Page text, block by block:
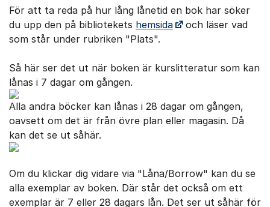
För att ta reda på hur lång lånetid en bok har söker
du upp den på bibliotekets hemsida
och läser vad
som står under rubriken "Plats".
Så här ser det ut när boken är kurslitteratur som kan
lånas i 7 dagar om gången.
Alla andra böcker kan lånas i 28 dagar om gången,
oavsett om det är från övre plan eller magasin. Då
kan det se ut såhär.
Om du klickar dig vidare via "Låna/Borrow" kan du se
alla exemplar av boken. Där står det också om ett
exemplar är 7 eller 28 dagars lån. Det ser ut såhär för